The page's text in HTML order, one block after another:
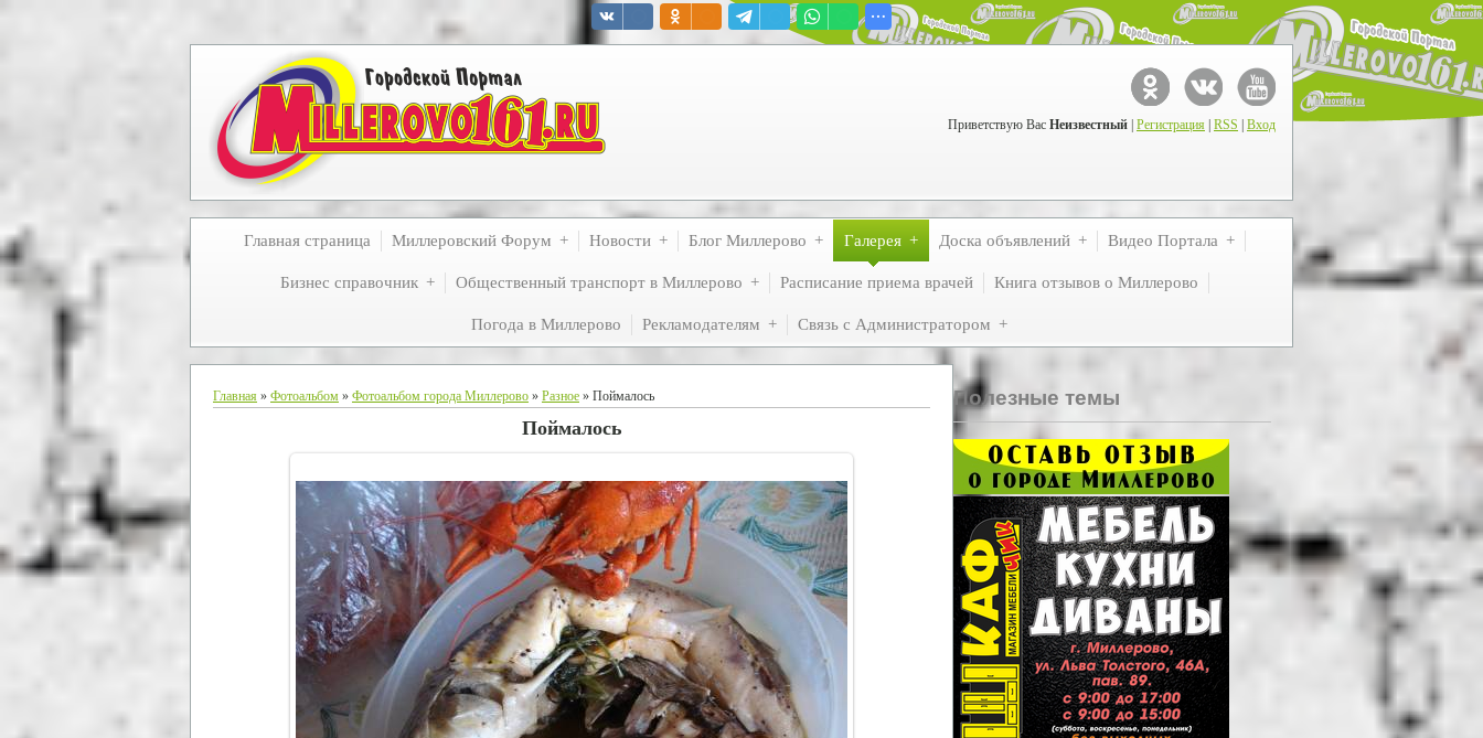
Приветствую Вас Неизвестный Регистрация RSS Вход
Главная страница Миллеровский Форум Новости Блог Миллерово Галерея Доска объявлений Видео Портала
Бизнес справочник Общественный транспорт в Миллерово Расписание приема врачей Книга отзывов о Миллерово
Погода в Миллерово Рекламодателям Связь с Администратором
Главная » Фотоальбом » Фотоальбом города Миллерово » Разное » Поймалось
Поймалось
Полезные темы